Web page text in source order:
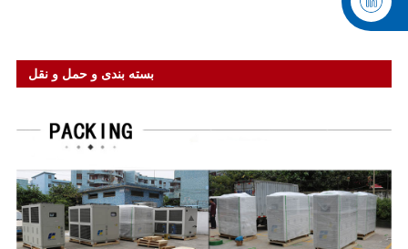
بسته بندی و حمل و نقل